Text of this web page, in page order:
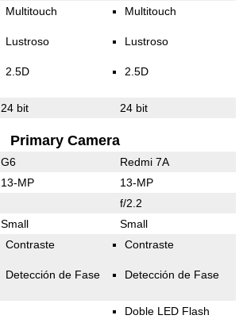
Multitouch
Lustroso
2.5D
Multitouch
Lustroso
2.5D
24 bit 24 bit
Primary Camera
G6 Redmi 7A
13-MP 13-MP
f/2.2
Small Small
Contraste
Detección de Fase
Contraste
Detección de Fase
Doble LED Flash